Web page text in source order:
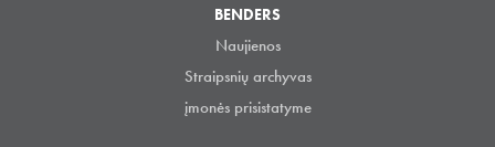
BENDERS
Naujienos
Straipsnių archyvas
įmonės prisistatyme